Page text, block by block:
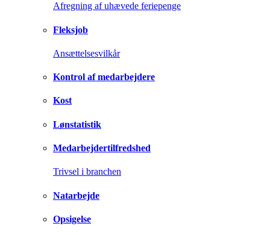
Afregning af uhævede feriepenge
Fleksjob
Ansættelsesvilkår
Kontrol af medarbejdere
Kost
Lønstatistik
Medarbejdertilfredshed
Trivsel i branchen
Natarbejde
Opsigelse